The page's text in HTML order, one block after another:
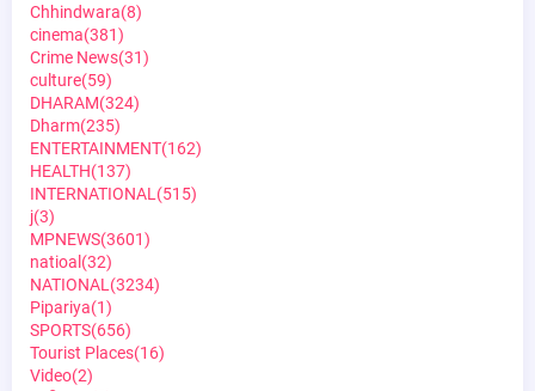
Chhindwara(8)
cinema(381)
Crime News(31)
culture(59)
DHARAM(324)
Dharm(235)
ENTERTAINMENT(162)
HEALTH(137)
INTERNATIONAL (515)
j(3)
MPNEWS(3601)
natioal (32)
NATIONAL (3234)
Pipariya(1)
SPORTS(656)
Tourist Places(16)
Video(2)